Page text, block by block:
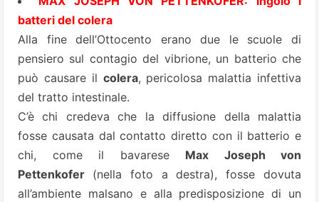
batteri del colera
Alla fine dell’Ottocento erano due le scuole di
pensiero sul contagio del vibrione, un batterio che
può causare il colera, pericolosa malattia infettiva
del tratto intestinale.
C’è chi credeva che la diffusione della malattia
fosse causata dal contatto diretto con il batterio e
chi, come il bavarese Max Joseph von
Pettenkofer (nella foto a destra), fosse dovuta
all’ambiente malsano e alla predisposizione di un